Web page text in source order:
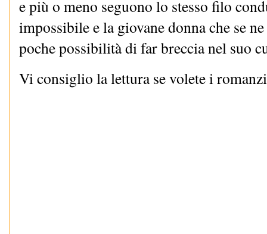
e più o meno seguono lo stesso filo
impossibile e la giovane donna che se
poche possibilità di far breccia nel suo
Vi consiglio la lettura se volete i